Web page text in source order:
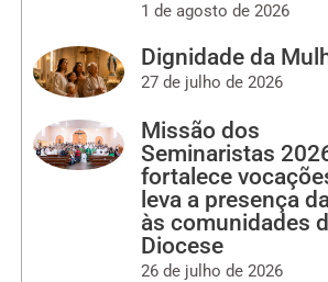
1 de agosto de 2026
Dignidade da
27 de julho de 2026
Missão dos
Seminaristas
fortalece
leva a presença
às comunidades
Diocese
26 de julho de 2026